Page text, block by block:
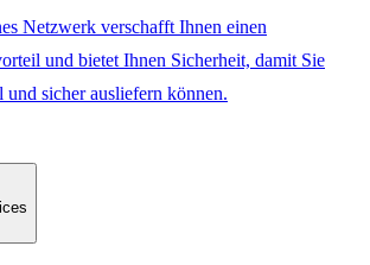
Netzwerk verschafft Ihnen einen
und bietet Ihnen Sicherheit, damit Sie
und sicher ausliefern können.